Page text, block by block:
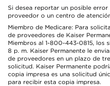
Si desea reportar un posible
proveedor o un centro de
Miembro de Medicare: Para
de proveedores de Kaiser
Miembros al 1-800-443-0815, los
8 p. m. Kaiser Permanente le
de proveedores en un plazo de
solicitud. Kaiser Permanente
copia impresa es una solicitud
para recibir esta copia impresa.